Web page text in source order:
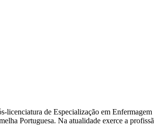
de Especialização em
Portuguesa. Na atualidade exerce a